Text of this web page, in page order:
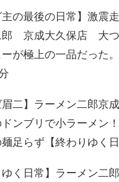
主の最後の日常】激震
郎 京成大久保店 大
が極上の一品だった
眉二】ラーメン二郎京
ンブリで小ラーメン
足らず【終わりゆく日
ゆく日常】ラーメン二